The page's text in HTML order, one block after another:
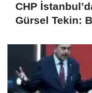
CHP
Gürsel Tekin: